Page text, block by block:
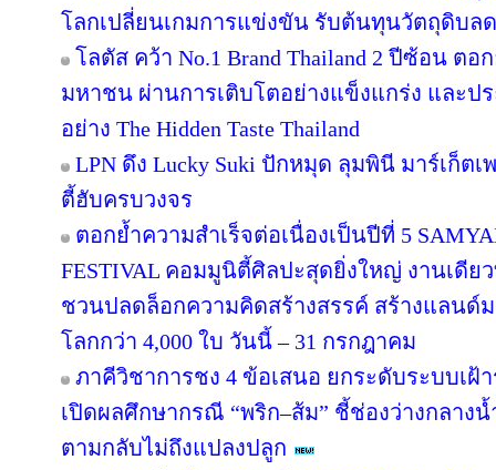
โลกเปลี่ยนเกมการแข่งขัน รับต้นทุนวัตถุดิบล
โลตัส คว้า No.1 Brand Thailand 2 ปีซ้อน ต
มหาชน ผ่านการเติบโตอย่างแข็งแกร่ง และ
อย่าง The Hidden Taste Thailand
LPN ดึง Lucky Suki ปักหมุด ลุมพินี มาร์เก็ต
ตี้ฮับครบวงจร
ตอกย้ำความสำเร็จต่อเนื่องเป็นปีที่ 5
FESTIVAL คอมมูนิตี้ศิลปะสุดยิ่งใหญ่ งานเดี
ชวนปลดล็อกความคิดสร้างสรรค์ สร้างแลนด์
โลกกว่า 4,000 ใบ วันนี้ – 31 กรกฎาคม
ภาคีวิชาการชง 4 ข้อเสนอ ยกระดับระบบเฝ้
เปิดผลศึกษากรณี “พริก–ส้ม” ชี้ช่องว่างกลาง
ตามกลับไม่ถึงแปลงปลูก